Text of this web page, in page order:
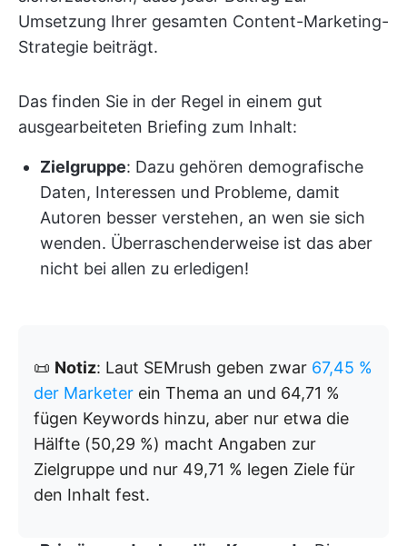
Umsetzung Ihrer gesamten Content-Marketing-
Strategie beiträgt.
Das finden Sie in der Regel in einem gut
ausgearbeiteten Briefing zum Inhalt:
Zielgruppe: Dazu gehören demografische
Daten, Interessen und Probleme, damit
Autoren besser verstehen, an wen sie sich
wenden. Überraschenderweise ist das aber
nicht bei allen zu erledigen!
📜 Notiz: Laut SEMrush geben zwar 67,45 %
der Marketer ein Thema an und 64,71 %
fügen Keywords hinzu, aber nur etwa die
Hälfte (50,29 %) macht Angaben zur
Zielgruppe und nur 49,71 % legen Ziele für
den Inhalt fest.